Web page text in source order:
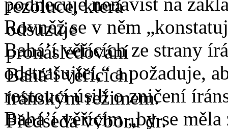
Rovněž se v něm
Bahá’í věřících ze strany
odstrašující,“ a požaduje,
rostoucí úsilí o zničení
Bahá’í věřícím „by se